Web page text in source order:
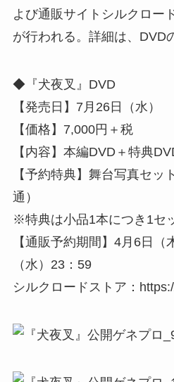
よび通販サイトシルクロー
が行われる。詳細は、DVD
◆『犬夜叉』DVD
【発売日】7月26日（水）
【価格】7,000円＋税
【内容】本編DVD＋特典
【予約特典】舞台写真セッ
通）
※特典は小品1本につき1セ
【通販予約期間】4月6日（
（水）23：59
シルクロードストア：